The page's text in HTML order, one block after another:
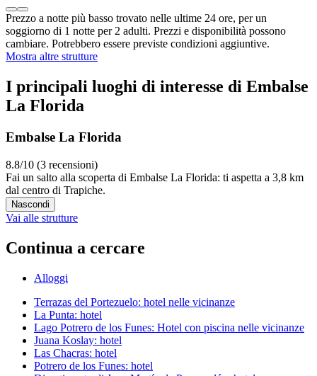
Prezzo a notte più basso trovato nelle ultime 24 ore, per un
soggiorno di 1 notte per 2 adulti. Prezzi e disponibilità possono
cambiare. Potrebbero essere previste condizioni aggiuntive.
Mostra altre strutture
I principali luoghi di interesse di Embalse
La Florida
Embalse La Florida
8.8/10 (3 recensioni)
Fai un salto alla scoperta di Embalse La Florida: ti aspetta a 3,8 km
dal centro di Trapiche.
Nascondi
Vai alle strutture
Continua a cercare
Alloggi
Terrazas del Portezuelo: hotel nelle vicinanze
La Punta: hotel
Lago Potrero de los Funes: Hotel con piscina nelle vicinanze
Juana Koslay: hotel
Las Chacras: hotel
Potrero de los Funes: hotel